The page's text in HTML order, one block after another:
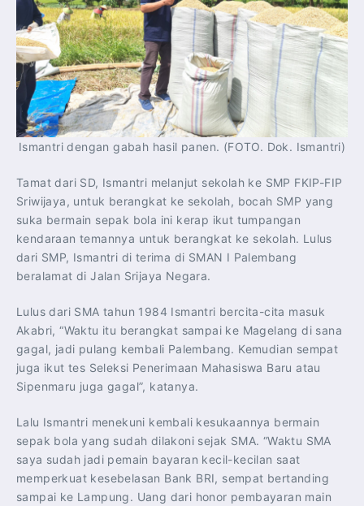
Ismantri dengan gabah hasil panen. (FOTO. Dok. Ismantri)
Tamat dari SD, Ismantri melanjut sekolah ke SMP FKIP-FIP
Sriwijaya, untuk berangkat ke sekolah, bocah SMP yang
suka bermain sepak bola ini kerap ikut tumpangan
kendaraan temannya untuk berangkat ke sekolah. Lulus
dari SMP, Ismantri di terima di SMAN I Palembang
beralamat di Jalan Srijaya Negara.
Lulus dari SMA tahun 1984 Ismantri bercita-cita masuk
Akabri, “Waktu itu berangkat sampai ke Magelang di sana
gagal, jadi pulang kembali Palembang. Kemudian sempat
juga ikut tes Seleksi Penerimaan Mahasiswa Baru atau
Sipenmaru juga gagal”, katanya.
Lalu Ismantri menekuni kembali kesukaannya bermain
sepak bola yang sudah dilakoni sejak SMA. “Waktu SMA
saya sudah jadi pemain bayaran kecil-kecilan saat
memperkuat kesebelasan Bank BRI, sempat bertanding
sampai ke Lampung. Uang dari honor pembayaran main